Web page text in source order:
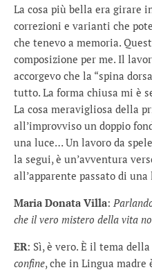
La cosa più bella era girare
correzioni e varianti che
che tenevo a memoria.
composizione per me. Il
accorgevo che la “spina
tutto. La forma chiusa mi è
La cosa meravigliosa della
all’improvviso un doppio
una luce… Un lavoro da
la segui, è un’avventura
all’apparente passato di
Maria Donata Villa:
che il vero mistero della vita
ER: Sì, è vero. È il tema
confine, che in Lingua madre